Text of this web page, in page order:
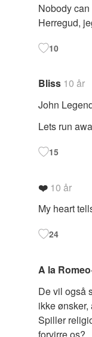
Nobody
Herregud,
10
Bliss 10 år
John
Lets run
15
❤️ 10 år
My heart
24
A la
De vil også
ikke
Spiller
forvirre os?